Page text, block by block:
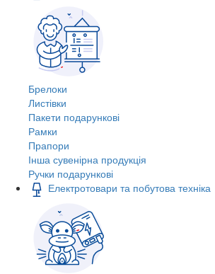
Брелоки
Листівки
Пакети подарункові
Рамки
Прапори
Інша сувенірна продукція
Ручки подарункові
Електротовари та побутова техніка